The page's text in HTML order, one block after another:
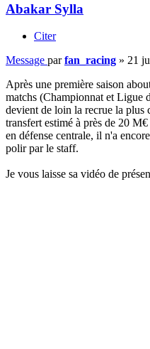
Abakar Sylla
Citer
Message parfan_racing » 21
Après une première saison
matchs (Championnat et Ligue
devient de loin la recrue la plus
transfert estimé à près de 20
en défense centrale, il n'a
polir par le staff.
Je vous laisse sa vidéo de